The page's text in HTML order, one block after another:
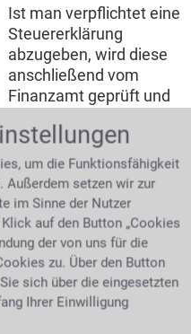
Ist man verpflichtet eine
Steuererklärung
abzugeben, wird diese
anschließend vom
Finanzamt geprüft und
zugestellter
Steuerbescheid. Dieser
zu wenig entrichtete
oder der
Wie gegen jeden
gegen den
möglich, zunächst per
einer Klage. Die Tiefe
zu durchleuchten,
Sie sich daher an
um die Funktionsfähigkeit
Außerdem setzen wir zur
im Sinne der Nutzer
auf den Button „Cookies
der von uns für die
zu. Über den Button
sich über die eingesetzten
Ihrer Einwilligung